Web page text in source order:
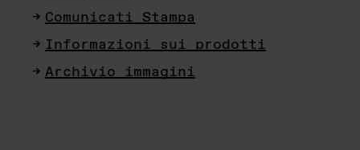
Comunicati Stampa
Informazioni sui prodotti
Archivio immagini